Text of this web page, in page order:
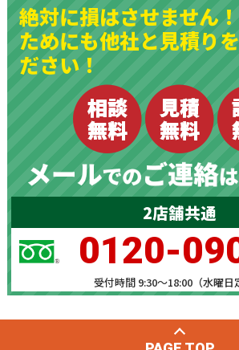
絶対に損はさせません
ためにも他社と見積り
ださい！
2店舗共通
0120-
受付時間 9:30～18:00（水曜日